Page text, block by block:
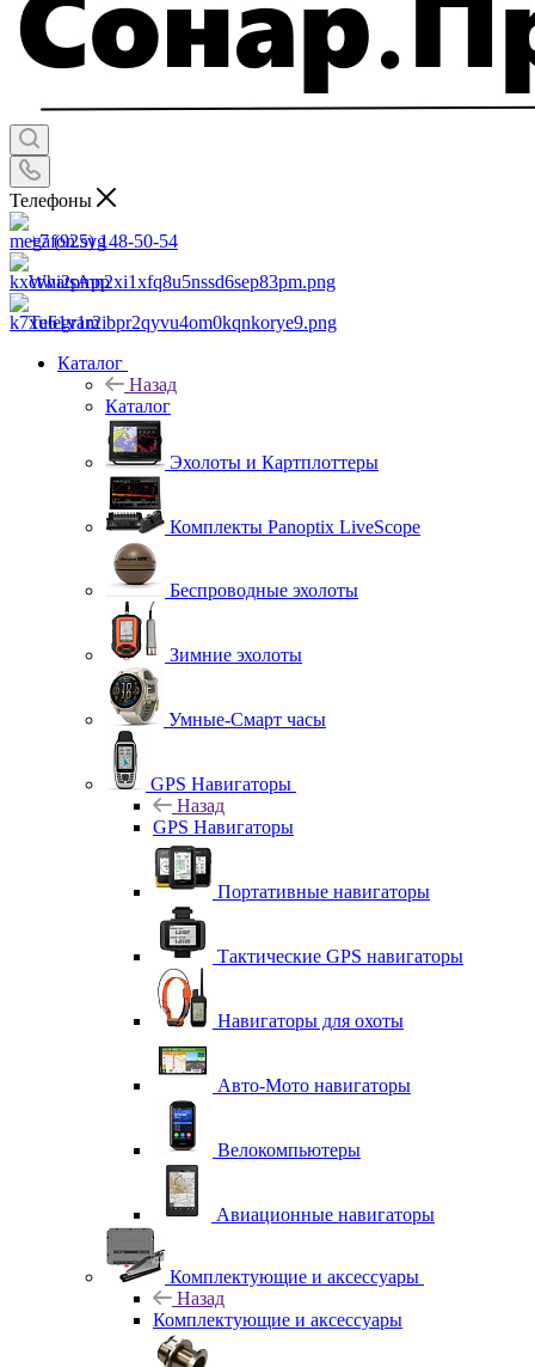
Телефоны
+7 (925) 148-50-54
WhatsApp
Telegram
Каталог
Назад
Каталог
Эхолоты и Картплоттеры
Комплекты Panoptix LiveScope
Беспроводные эхолоты
Зимние эхолоты
Умные-Смарт часы
GPS Навигаторы
Назад
GPS Навигаторы
Портативные навигаторы
Тактические GPS навигаторы
Навигаторы для охоты
Авто-Мото навигаторы
Велокомпьютеры
Авиационные навигаторы
Комплектующие и аксессуары
Назад
Комплектующие и аксессуары